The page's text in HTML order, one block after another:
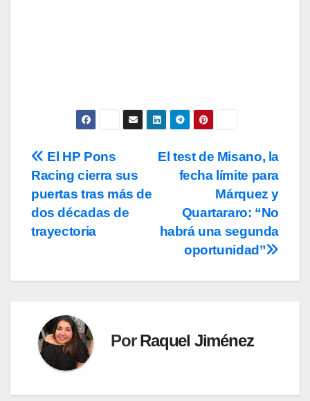
Navegación
de
entradas
El test de Misano, la
fecha límite para
Márquez y
Quartararo: “No
habrá una segunda
oportunidad”
El HP Pons
Racing cierra sus
puertas tras más de
dos décadas de
trayectoria
PorRaquel Jiménez